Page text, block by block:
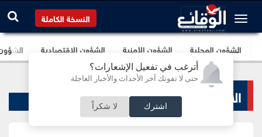
أترغب في تفعيل الإشعارات؟
حتى لا تفوتك آخر الأحداث والأخبار العاجلة
اشترك لا شكراً
النسخة الكاملة
الشؤون المحلية الشؤون الأمنية الشؤون الإقتصادية
الاخبار الفنية